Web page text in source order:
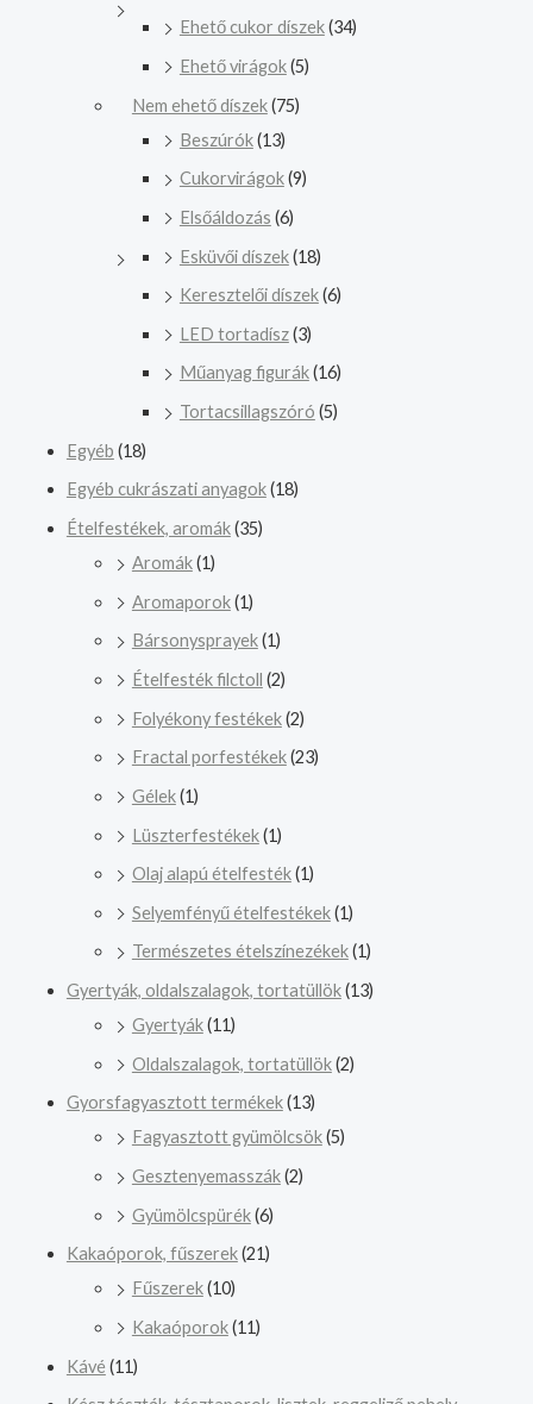
Ehető cukor díszek(34)
Ehető virágok(5)
Nem ehető díszek(75)
Beszúrók(13)
Cukorvirágok(9)
Elsőáldozás (6)
Esküvői díszek(18)
Keresztelői díszek(6)
LED tortadísz(3)
Műanyag figurák(16)
Tortacsillagszóró (5)
Egyéb (18)
Egyéb cukrászati anyagok(18)
Ételfestékek, aromák(35)
Aromák(1)
Aromaporok(1)
Bársonysprayek(1)
Ételfesték filctoll (2)
Folyékony festékek(2)
Fractal porfestékek(23)
Gélek(1)
Lüszterfestékek(1)
Olaj alapú ételfesték(1)
Selyemfényű ételfestékek(1)
Természetes ételszínezékek(1)
Gyertyák, oldalszalagok, tortatüllök(13)
Gyertyák(11)
Oldalszalagok, tortatüllök(2)
Gyorsfagyasztott termékek(13)
Fagyasztott gyümölcsök(5)
Gesztenyemasszák(2)
Gyümölcspürék(6)
Kakaóporok, fűszerek(21)
Fűszerek(10)
Kakaóporok(11)
Kávé (11)